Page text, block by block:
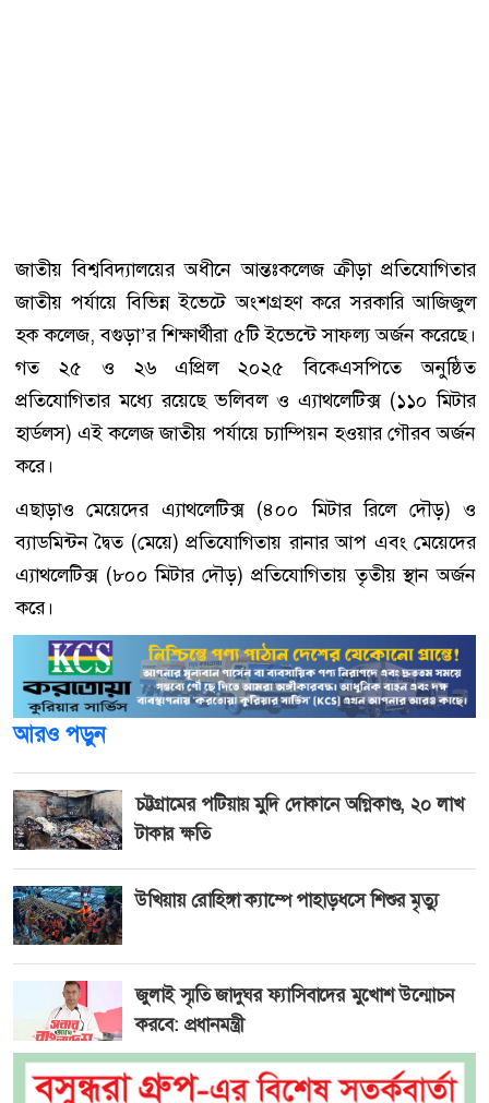
জাতীয় বিশ্ববিদ্যালয়ের অধীনে আন্তঃকলেজ ক্রীড়া প্রতিযোগিতার
জাতীয় পর্যায়ে বিভিন্ন ইভেটে অংশগ্রহণ করে সরকারি আজিজুল
হক কলেজ, বগুড়া’র শিক্ষার্থীরা ৫টি ইভেন্টে সাফল্য অর্জন করেছে।
গত ২৫ ও ২৬ এপ্রিল ২০২৫ বিকেএসপিতে অনুষ্ঠিত
প্রতিযোগিতার মধ্যে রয়েছে ভলিবল ও এ্যাথলেটিক্স (১১০ মিটার
হার্ডলস) এই কলেজ জাতীয় পর্যায়ে চ্যাম্পিয়ন হওয়ার গৌরব অর্জন
করে।
এছাড়াও মেয়েদের এ্যাথলেটিক্স (৪০০ মিটার রিলে দৌড়) ও
ব্যাডমিন্টন দ্বৈত (মেয়ে) প্রতিযোগিতায় রানার আপ এবং মেয়েদের
এ্যাথলেটিক্স (৮০০ মিটার দৌড়) প্রতিযোগিতায় তৃতীয় স্থান অর্জন
করে।
আরও পড়ুন
চট্টগ্রামের পটিয়ায় মুদি দোকানে অগ্নিকাণ্ড, ২০ লাখ
টাকার ক্ষতি
উখিয়ায় রোহিঙ্গা ক্যাম্পে পাহাড়ধসে শিশুর মৃত্যু
জুলাই স্মৃতি জাদুঘর ফ্যাসিবাদের মুখোশ উন্মোচন
করবে: প্রধানমন্ত্রী